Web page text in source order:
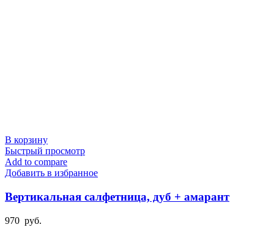
В корзину
Быстрый просмотр
Add to compare
Добавить в избранное
Вертикальная салфетница, дуб + амарант
970 руб.